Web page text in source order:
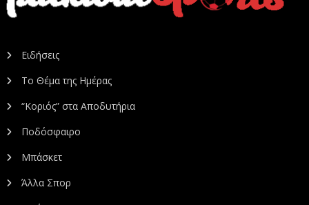
Ειδήσεις
Το Θέμα της Ημέρας
“Κοριός” στα Αποδυτήρια
Ποδόσφαιρο
Μπάσκετ
Άλλα Σπορ